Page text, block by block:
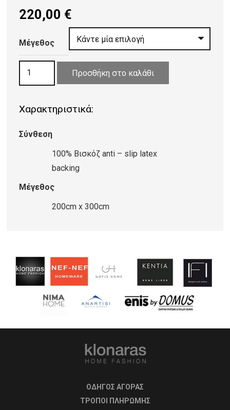
220,00 €
Μέγεθος
1035/491220
Προσθήκη στο καλάθι
Χαρακτηριστικά:
Σύνθεση
100% Βισκόζ anti – slip latex
backing
Μέγεθος
200cm x 300cm
ΟΔΗΓΟΣ ΑΓΟΡΑΣ
ΤΡΟΠΟΙ ΠΛΗΡΩΜΗΣ